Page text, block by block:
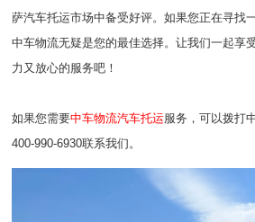
萨汽车托运市场中备受好评。如果您正在寻找
中车物流无疑是您的最佳选择。让我们一起享
力又放心的服务吧！
如果您需要中车物流汽车托运服务，可以拨打
400-990-6930联系我们。